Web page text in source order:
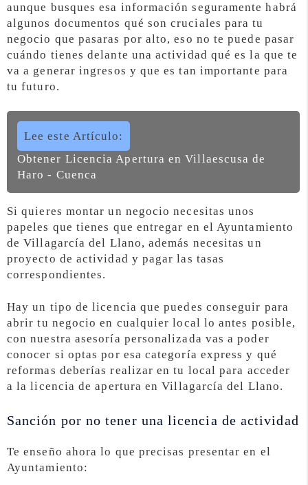
aunque busques esa información seguramente habrá
algunos documentos qué son cruciales para tu
negocio que pasaras por alto, eso no te puede pasar
cuándo tienes delante una actividad qué es la que te
va a generar ingresos y que es tan importante para
tu futuro.
Lee este Artículo:
Obtener Licencia Apertura en Villaescusa de
Haro - Cuenca
Si quieres montar un negocio necesitas unos
papeles que tienes que entregar en el Ayuntamiento
de Villagarcía del Llano, además necesitas un
proyecto de actividad y pagar las tasas
correspondientes.
Hay un tipo de licencia que puedes conseguir para
abrir tu negocio en cualquier local lo antes posible,
con nuestra asesoría personalizada vas a poder
conocer si optas por esa categoría express y qué
reformas deberías realizar en tu local para acceder
a la licencia de apertura en Villagarcía del Llano.
Sanción por no tener una licencia de actividad
Te enseño ahora lo que precisas presentar en el
Ayuntamiento: